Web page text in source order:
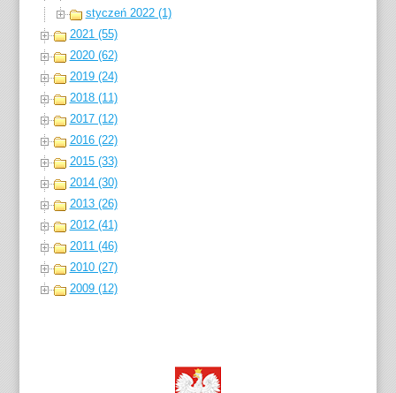
styczeń 2022 (1)
2021 (55)
2020 (62)
2019 (24)
2018 (11)
2017 (12)
2016 (22)
2015 (33)
2014 (30)
2013 (26)
2012 (41)
2011 (46)
2010 (27)
2009 (12)